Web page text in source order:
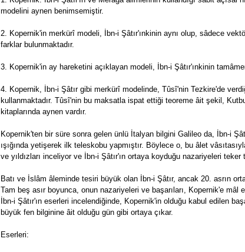
modelini aynen benimsemiştir.
2. Kopernik'in merkürî modeli, İbn-i Şâtır'ınkinin aynı olup, sâdece
farklar bulunmaktadır.
3. Kopernik'in ay hareketini açıklayan modeli, İbn-i Şâtır'ınkinin
4. Kopernik, İbn-i Şâtır gibi merkürî modelinde, Tûsî'nin Tezkire'de
kullanmaktadır. Tûsî'nin bu maksatla ispat ettiği teoreme âit şekil,
kitaplarında aynen vardır.
Kopernik'ten bir süre sonra gelen ünlü İtalyan bilgini Galileo da, İbn-i
ışığında yetişerek ilk teleskobu yapmıştır. Böylece o, bu âlet
ve yıldızları inceliyor ve İbn-i Şâtır'ın ortaya koyduğu nazariyeleri
Batı ve İslâm âleminde tesiri büyük olan İbn-i Şâtır, ancak 20. asrın
Tam beş asır boyunca, onun nazariyeleri ve başarıları, Kopernik'e mâl
İbn-i Şâtır'ın eserleri incelendiğinde, Kopernik'in olduğu kabul edilen
büyük fen bilginine âit olduğu gün gibi ortaya çıkar.
Eserleri: